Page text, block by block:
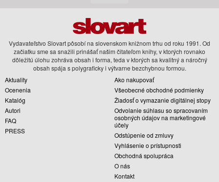
Vydavateľstvo Slovart pôsobí na slovenskom knižnom trhu od roku 1991. Od
začiatku sme sa snažili prinášať našim čitateľom knihy, v ktorých rovnako
dôležitú úlohu zohráva obsah i forma, teda v ktorých sa kvalitný a náročný
obsah spája s polygraficky i výtvarne bezchybnou formou.
Aktuality
Ocenenia
Katalóg
Autori
FAQ
PRESS
Ako nakupovať
Všeobecné obchodné podmienky
Žiadosť o vymazanie digitálnej stopy
Odvolanie súhlasu so spracovaním
osobných údajov na marketingové
účely
Odstúpenie od zmluvy
Vyhlásenie o prístupnosti
Obchodná spolupráca
O nás
Kontakt